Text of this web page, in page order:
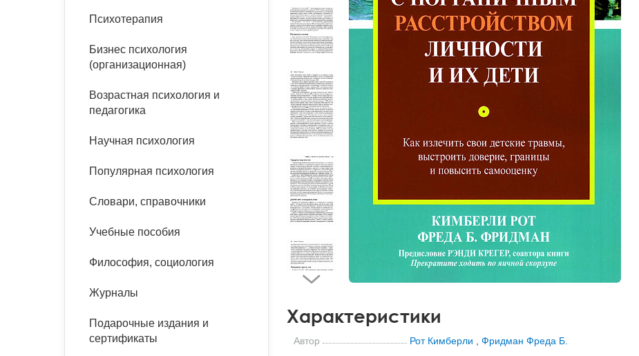
Расстройства пищевого
Тревожные расстройства,
Песочная терапия
Психодрама
Сказкотерапия
Другие направления
психотерапии
Классический, эриксоновский
Психология труда и
Психофизиология
Социальная психология
Социальная и
Учебная литература
Классический и юнгианский
Характеристики
Автор Рот Кимберли ,Фридман Фреда Б.
Психотерапия
Бизнес психология
(организационная)
Возрастная психология и
педагогика
Научная психология
Популярная психология
Словари, справочники
Учебные пособия
Философия, социология
Журналы
Подарочные издания и
сертификаты